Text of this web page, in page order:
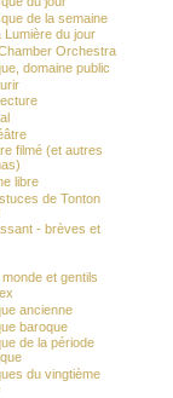
de la semaine
Lumière du jour
Orchestra
domaine public
filmé (et autres
libre
de Tonton
- brèves et
monde et gentils
ancienne
baroque
de la période
du vingtième